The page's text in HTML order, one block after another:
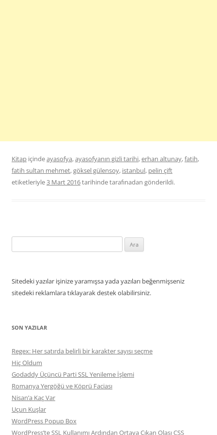
Kitap içindeayasofya,ayasofyanın gizli tarihi,erhan altunay,fatih,
fatih sultan mehmet,göksel gülensoy, istanbul, pelin çift
etiketleriyle3 Mart 2016tarihindetarafınadan gönderildi.
Sitedeki yazılar işinize yaramışsa yada yazıları beğenmişseniz
sitedeki reklamlara tıklayarak destek olabilirsiniz.
SON YAZILAR
Regex: Her satırda belirli bir karakter sayısı seçme
Hiç Oldum
Godaddy Üçüncü Parti SSL Yenileme İşlemi
Romanya Yergöğü ve Köprü Faciası
Nisan’a Kaç Var
Uçun Kuşlar
WordPress Popup Box
WordPress’te SSL Kullanımı Ardından Ortaya Çıkan Olası CSS